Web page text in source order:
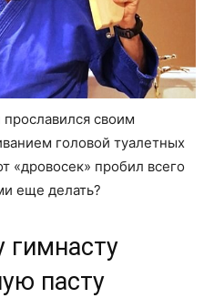
своим
головой туалетных
«дровосек» пробил всего
еще делать?
гимнасту
пасту